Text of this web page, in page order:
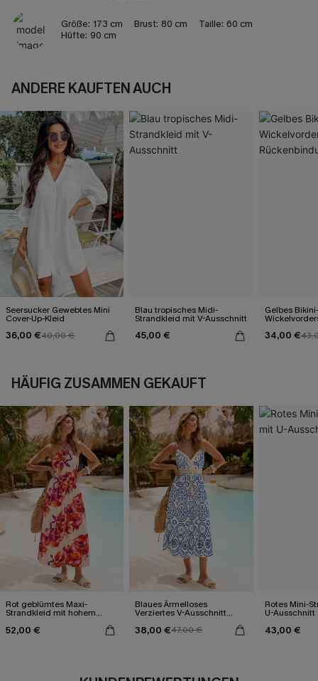
Größe: 173 cm Brust: 80 cm Taille: 60 cm
Hüfte: 90 cm
ANDERE KAUFTEN AUCH
Seersucker Gewebtes Mini
Cover-Up-Kleid
36,00 €40,00 €
Blau tropisches Midi-
Strandkleid mit V-Ausschnitt
45,00 €
Gelbes
34,00 €
HÄUFIG ZUSAMMEN GEKAUFT
Rot geblümtes Maxi-
Strandkleid mit hohem
52,00 €
Blaues Ärmelloses
Verziertes V-Ausschnitt
38,00 €47,00 €
Rotes Mini-
U-Ausschnitt
43,00 €